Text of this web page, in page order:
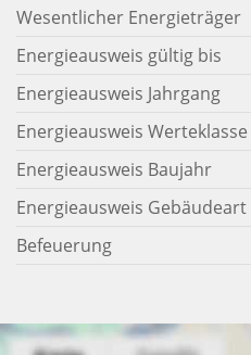
Wesentlicher Energieträger
Energieausweis gültig bis
Energieausweis Jahrgang
Energieausweis Werteklasse
Energieausweis Baujahr
Energieausweis Gebäudeart
Befeuerung